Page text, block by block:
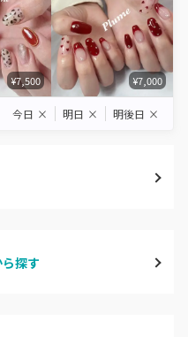
¥7,500 ¥7,000
今日 × 明日 × 明後日 ×
探す